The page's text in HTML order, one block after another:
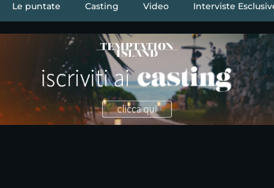
Le puntate Casting Video Interviste